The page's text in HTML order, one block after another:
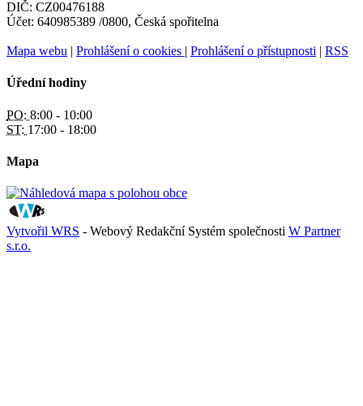
DIČ: CZ00476188
Účet: 640985389 /0800, Česká spořitelna
Mapa webu | Prohlášení o cookies | Prohlášení o přístupnosti | RSS
Úřední hodiny
PO: 8:00 - 10:00
ST: 17:00 - 18:00
Mapa
Vytvořil WRS - Webový Redakční Systém společnosti W Partner
s.r.o.